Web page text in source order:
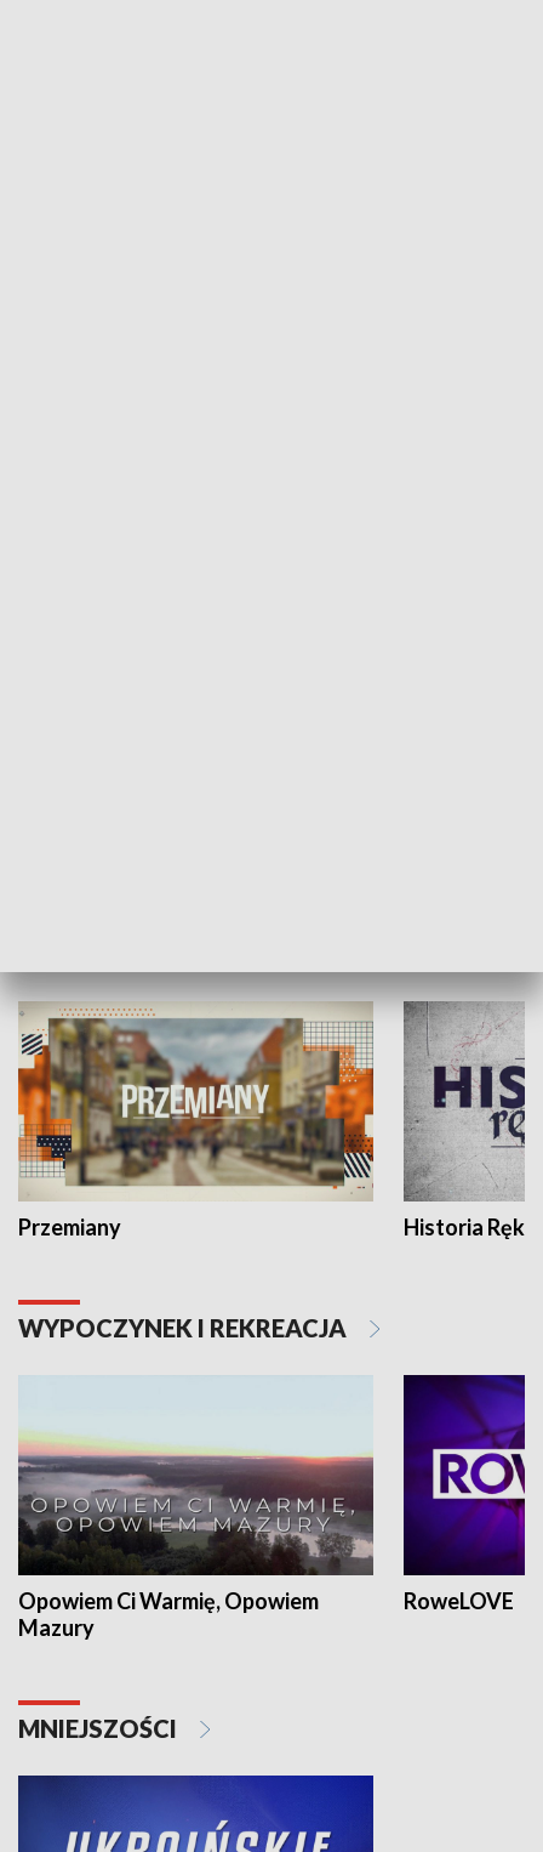
Przemiany Historia Ręką
WYPOCZYNEK I REKREACJA
Opowiem Ci Warmię, Opowiem
Mazury
RoweLOVE
MNIEJSZOŚCI